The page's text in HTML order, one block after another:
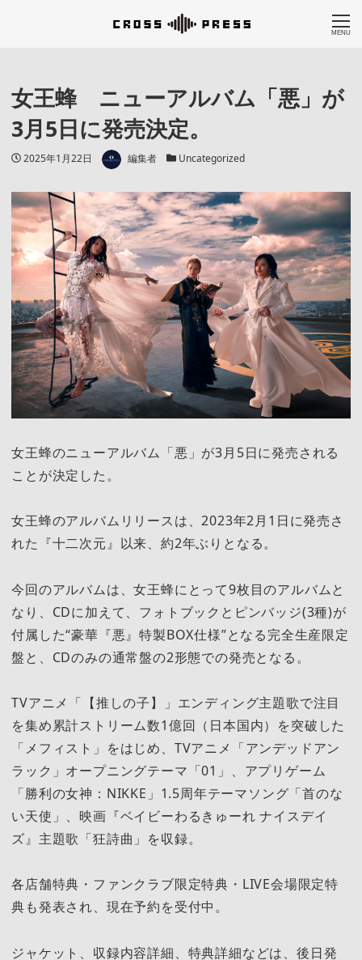
MENU
女王蜂 ニューアルバム「悪」が
3月5日に発売決定。
投稿日
2025年1月22日 著者 編集者 カテゴリー
Uncategorized
女王蜂のニューアルバム「悪」が3月5日に発売される
ことが決定した。
女王蜂のアルバムリリースは、2023年2月1日に発売さ
れた『十二次元』以来、約2年ぶりとなる。
今回のアルバムは、女王蜂にとって9枚目のアルバムと
なり、CDに加えて、フォトブックとピンバッジ(3種)が
付属した“豪華『悪』特製BOX仕様”となる完全生産限定
盤と、CDのみの通常盤の2形態での発売となる。
TVアニメ「【推しの子】」エンディング主題歌で注目
を集め累計ストリーム数1億回（日本国内）を突破した
「メフィスト」をはじめ、TVアニメ「アンデッドアン
ラック」オープニングテーマ「01」、アプリゲーム
「勝利の女神：NIKKE」1.5周年テーマソング「首のな
い天使」、映画『ベイビーわるきゅーれ ナイスデイ
ズ』主題歌「狂詩曲」を収録。
各店舗特典・ファンクラブ限定特典・LIVE会場限定特
典も発表され、現在予約を受付中。
ジャケット、収録内容詳細、特典詳細などは、後日発